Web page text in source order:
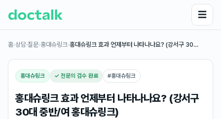
☰
홈›상담·질문›홍대슈링크›홍대슈링크 효과 언제부터 나타나나요? (강서구 30…
홍대슈링크 ✓ 전문의 검수 완료 #홍대슈링크
홍대슈링크 효과 언제부터 나타나나요? (강서구
30대 중반/여 홍대슈링크)